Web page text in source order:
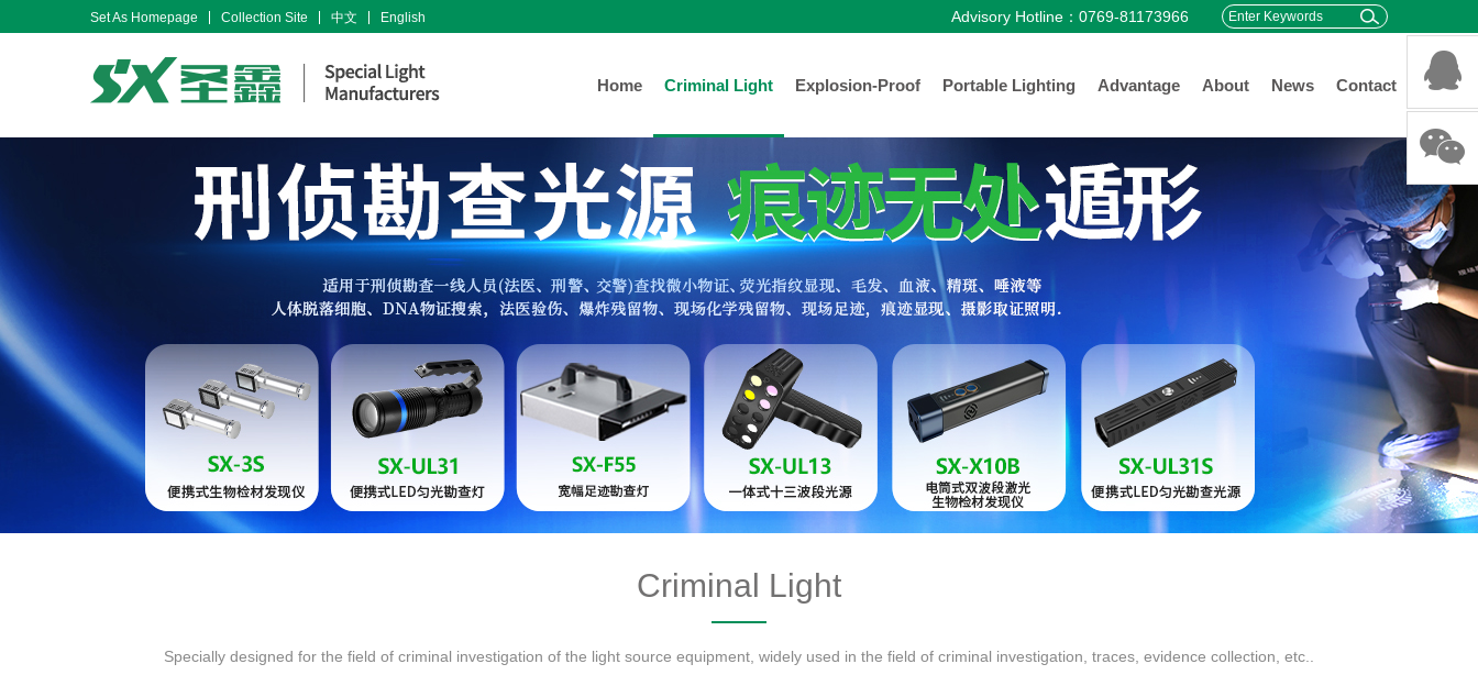
Set As Homepage Collection Site 中文 English Advisory Hotline：0769-81173966
Home Criminal Light Explosion-Proof Portable Lighting Advantage About News Contact
Criminal Light
Specially designed for the field of criminal investigation of the light source equipment, widely used in the field of criminal investigation, traces, evidence collection, etc..